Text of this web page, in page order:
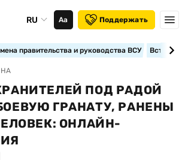
RU Аа Поддержать
правительства и руководства ВСУ
ПОД РАДОЙ
ГРАНАТУ, РАНЕНЫ
ОНЛАЙН-